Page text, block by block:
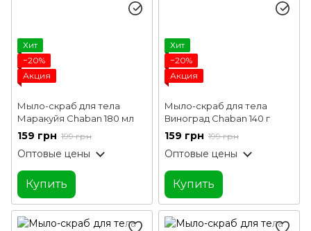
Хит
−20%
Акция
Мыло-скраб для тела
Маракуйя Chaban 180 мл
159 грн 199 грн
Оптовые цены
Купить
Хит
−20%
Акция
Мыло-скраб для тела
Виноград Chaban 140 г
159 грн 199 грн
Оптовые цены
Купить